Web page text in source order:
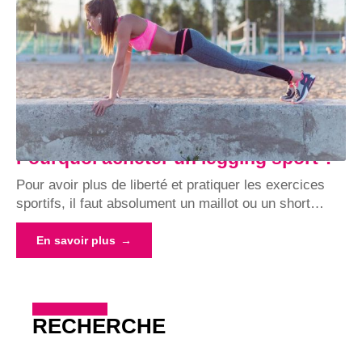
Pourquoi acheter un legging sport ?
Pour avoir plus de liberté et pratiquer les exercices
sportifs, il faut absolument un maillot ou un short…
En savoir plus
RECHERCHE